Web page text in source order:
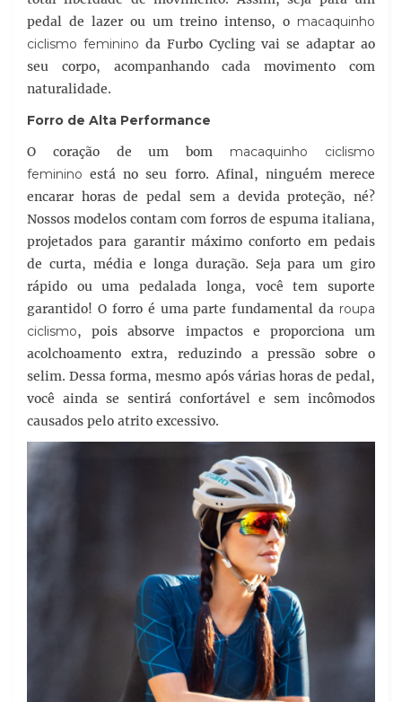
pedal de lazer ou um treino intenso, o macaquinho
ciclismo feminino da Furbo Cycling vai se adaptar ao
seu corpo, acompanhando cada movimento com
naturalidade.
Forro de Alta Performance
O coração de um bom macaquinho ciclismo
feminino está no seu forro. Afinal, ninguém merece
encarar horas de pedal sem a devida proteção, né?
Nossos modelos contam com forros de espuma italiana,
projetados para garantir máximo conforto em pedais
de curta, média e longa duração. Seja para um giro
rápido ou uma pedalada longa, você tem suporte
garantido! O forro é uma parte fundamental da roupa
ciclismo, pois absorve impactos e proporciona um
acolchoamento extra, reduzindo a pressão sobre o
selim. Dessa forma, mesmo após várias horas de pedal,
você ainda se sentirá confortável e sem incômodos
causados pelo atrito excessivo.